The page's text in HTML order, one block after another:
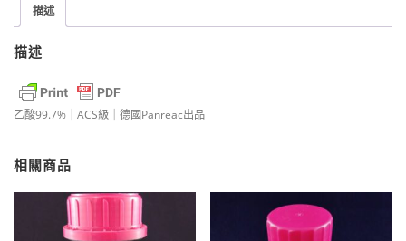
描述
描述
乙酸99.7%｜ACS級｜德國Panreac出品
相關商品